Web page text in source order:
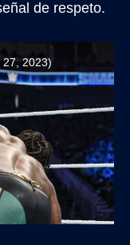
de respeto.
27, 2023)